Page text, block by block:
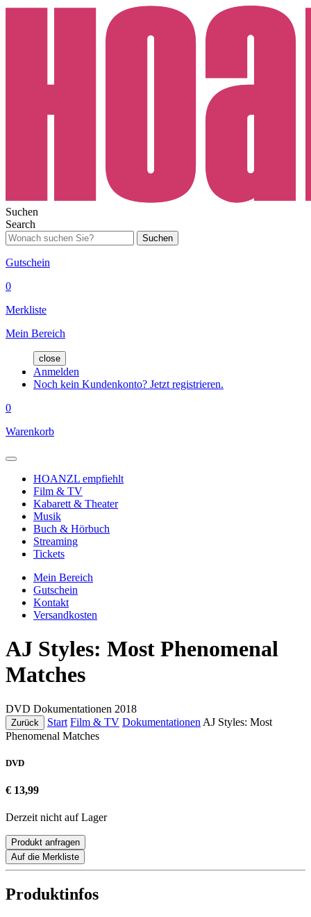
Suchen
Search
Suchen
Gutschein
0
Merkliste
Mein Bereich
close
Anmelden
Noch kein Kundenkonto? Jetzt registrieren.
0
Warenkorb
HOANZL empfiehlt
Film & TV
Kabarett & Theater
Musik
Buch & Hörbuch
Streaming
Tickets
Mein Bereich
Gutschein
Kontakt
Versandkosten
AJ Styles: Most Phenomenal
Matches
DVD Dokumentationen 2018
Zurück Start Film & TV Dokumentationen AJ Styles: Most
Phenomenal Matches
DVD
€ 13,99
Derzeit nicht auf Lager
Produkt anfragen
Auf die Merkliste
Produktinfos